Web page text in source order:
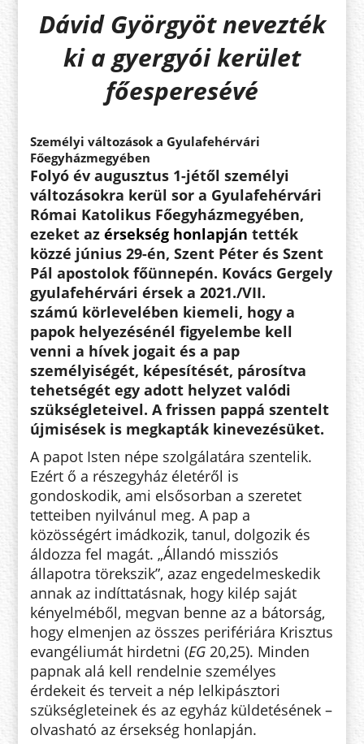
Dávid Györgyöt nevezték
ki a gyergyói kerület
főesperesévé
Személyi változások a Gyulafehérvári
Főegyházmegyében
Folyó év augusztus 1-jétől személyi
változásokra kerül sor a Gyulafehérvári
Római Katolikus Főegyházmegyében,
ezeket azérsekség honlapján tették
közzé június 29-én, Szent Péter és Szent
Pál apostolok főünnepén. Kovács Gergely
gyulafehérvári érsek a 2021./VII.
számú körlevelében kiemeli, hogy a
papok helyezésénél figyelembe kell
venni a hívek jogait és a pap
személyiségét, képesítését, párosítva
tehetségét egy adott helyzet valódi
szükségleteivel. A frissen pappá szentelt
újmisések is megkapták kinevezésüket.
A papot Isten népe szolgálatára szentelik.
Ezért ő a részegyház életéről is
gondoskodik, ami elsősorban a szeretet
tetteiben nyilvánul meg. A pap a
közösségért imádkozik, tanul, dolgozik és
áldozza fel magát. „Állandó missziós
állapotra törekszik”, azaz engedelmeskedik
annak az indíttatásnak, hogy kilép saját
kényelméből, megvan benne az a bátorság,
hogy elmenjen az összes perifériára Krisztus
evangéliumát hirdetni (EG 20,25). Minden
papnak alá kell rendelnie személyes
érdekeit és terveit a nép lelkipásztori
szükségleteinek és az egyház küldetésének –
olvasható az érsekség honlapján.